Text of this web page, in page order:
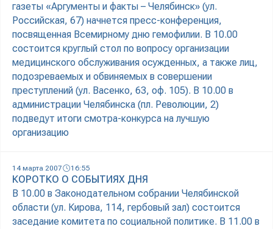
газеты «Аргументы и факты – Челябинск» (ул.
Российская, 67) начнется пресс-конференция,
посвященная Всемирному дню гемофилии. В 10.00
состоится круглый стол по вопросу организации
медицинского обслуживания осужденных, а также лиц,
подозреваемых и обвиняемых в совершении
преступлений (ул. Васенко, 63, оф. 105). В 10.00 в
администрации Челябинска (пл. Революции, 2)
подведут итоги смотра-конкурса на лучшую
организацию
14 марта 2007 16:55
КОРОТКО О СОБЫТИЯХ ДНЯ
В 10.00 в Законодательном собрании Челябинской
области (ул. Кирова, 114, гербовый зал) состоится
заседание комитета по социальной политике. В 11.00 в